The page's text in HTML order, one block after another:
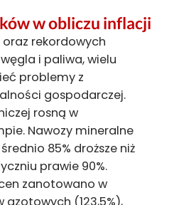
w obliczu inflacji
oraz rekordowych
i paliwa, wielu
problemy z
gospodarczej.
rosną w
Nawozy mineralne
85% droższe niż
prawie 90%.
zanotowano w
(123,5%),